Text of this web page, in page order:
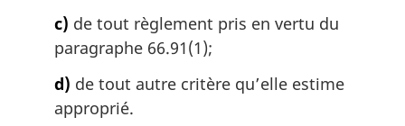
c) de tout règlement pris en vertu du
paragraphe 66.91(1);
d) de tout autre critère qu’elle estime
approprié.